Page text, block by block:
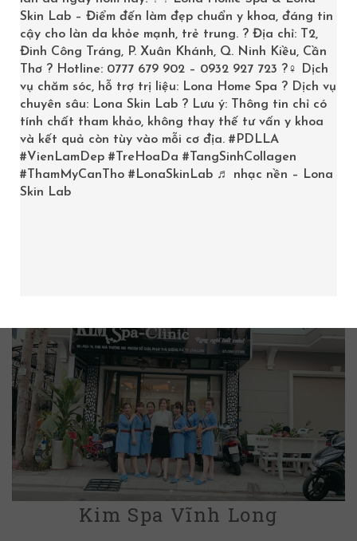
Đội ngũ chuyên gia hàng đầu với kinh nghiệm dày dặn
trong lĩnh vực da liễu.
Kết hợp giữa công nghệ tiên tiến và sản phẩm chăm
sóc da cao cấp, giúp tối ưu hiệu quả điều trị mụn .
Liệu trình được thiết kế riêng biệt dựa trên từng tình
trạng da cụ thể.
Thẩm mỹ viện quốc tế Aura là địa chỉ lý tưởng cho
những ai đang tìm kiếm sự kết hợp giữa truyền thống
Kim Spa Vĩnh Long
Skin Lab – Điểm đến làm đẹp chuẩn y khoa, đáng tin
cậy cho làn da khỏe mạnh, trẻ trung. ? Địa chỉ: T2,
Đinh Công Tráng, P. Xuân Khánh, Q. Ninh Kiều, Cần
Thơ ? Hotline: 0777 679 902 – 0932 927 723 ?‍♀️ Dịch
vụ chăm sóc, hỗ trợ trị liệu: Lona Home Spa ? Dịch vụ
chuyên sâu: Lona Skin Lab ? Lưu ý: Thông tin chỉ có
tính chất tham khảo, không thay thế tư vấn y khoa
và kết quả còn tùy vào mỗi cơ địa. #PDLLA
#VienLamDep #TreHoaDa #TangSinhCollagen
#ThamMyCanTho #LonaSkinLab ♬ nhạc nền – Lona
Skin Lab